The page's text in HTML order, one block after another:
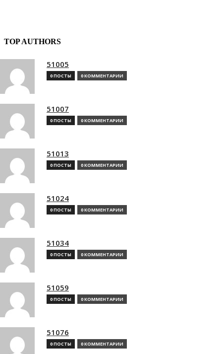
TOP AUTHORS
51005
0 ПОСТЫ 0 КОММЕНТАРИИ
51007
0 ПОСТЫ 0 КОММЕНТАРИИ
51013
0 ПОСТЫ 0 КОММЕНТАРИИ
51024
0 ПОСТЫ 0 КОММЕНТАРИИ
51034
0 ПОСТЫ 0 КОММЕНТАРИИ
51059
0 ПОСТЫ 0 КОММЕНТАРИИ
51076
0 ПОСТЫ 0 КОММЕНТАРИИ